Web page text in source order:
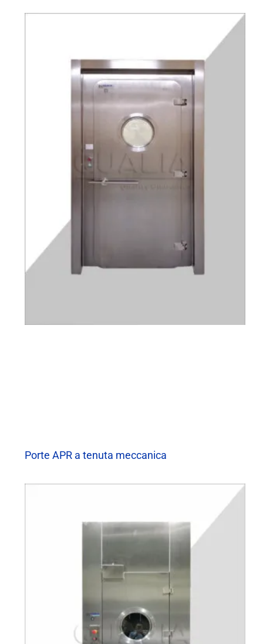
Porte APR a tenuta meccanica